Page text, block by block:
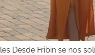
Desde Fribin se nos